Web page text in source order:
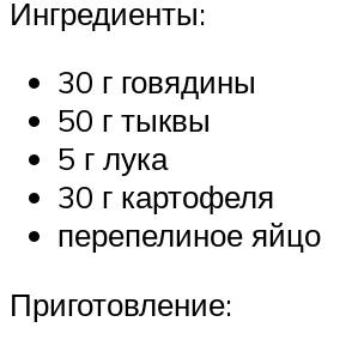
Ингредиенты:
30 г говядины
50 г тыквы
5 г лука
30 г картофеля
перепелиное яйцо
Приготовление: